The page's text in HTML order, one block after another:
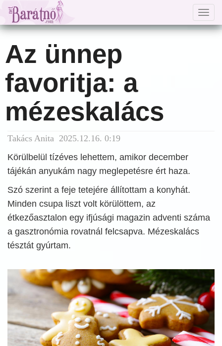
Az ünnep
favoritja: a
mézeskalács
Takács Anita 2025.12.16. 0:19
Körülbelül tízéves lehettem, amikor december
tájékán anyukám nagy meglepetésre ért haza.
Szó szerint a feje tetejére állítottam a konyhát.
Minden csupa liszt volt körülöttem, az
étkezőasztalon egy ifjúsági magazin adventi száma
a gasztronómia rovatnál felcsapva. Mézeskalács
tésztát gyúrtam.